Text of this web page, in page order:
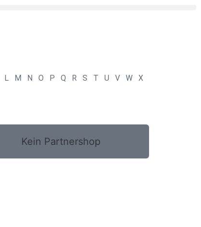
L M N O P Q R S T U V W
X
Kein Partnershop